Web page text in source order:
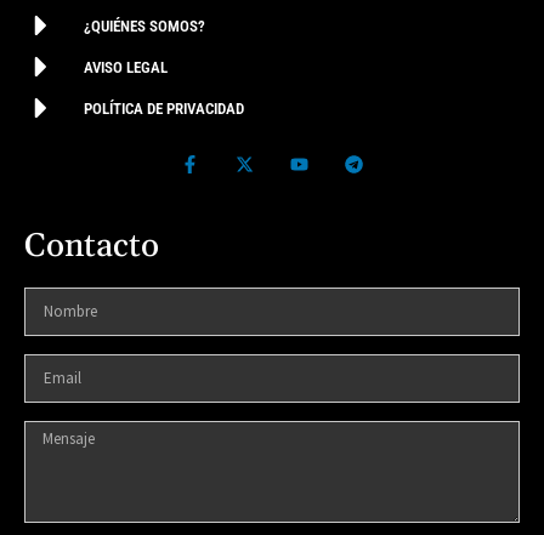
¿QUIÉNES SOMOS?
AVISO LEGAL
POLÍTICA DE PRIVACIDAD
Contacto